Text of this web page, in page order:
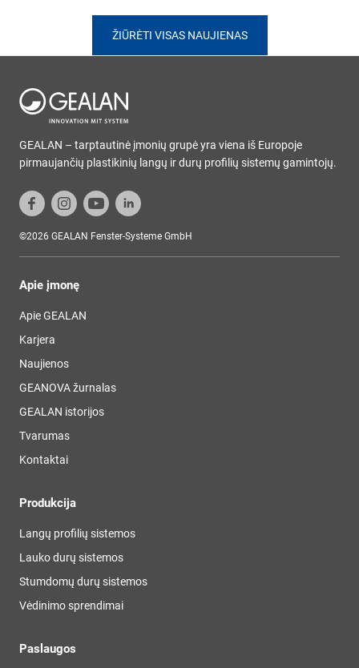
ŽIŪRĖTI VISAS NAUJIENAS
GEALAN – tarptautinė įmonių grupė yra viena iš Europoje
pirmaujančių plastikinių langų ir durų profilių sistemų gamintojų.
©2026 GEALAN Fenster-Systeme GmbH
Apie įmonę
Apie GEALAN
Karjera
Naujienos
GEANOVA žurnalas
GEALAN istorijos
Tvarumas
Kontaktai
Produkcija
Langų profilių sistemos
Lauko durų sistemos
Stumdomų durų sistemos
Vėdinimo sprendimai
Paslaugos